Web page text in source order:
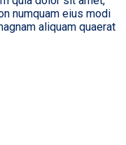
numquam eius modi
aliquam quaerat